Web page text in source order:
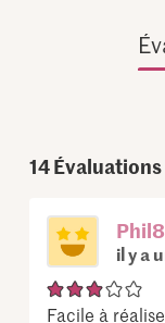
14Évaluations
Phil8
il y a
Facile à